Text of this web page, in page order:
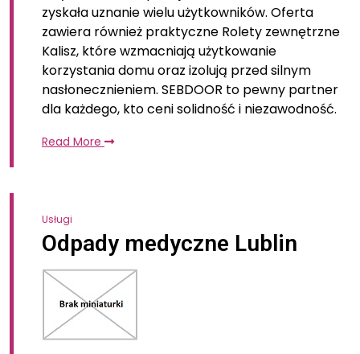
zyskała uznanie wielu użytkowników. Oferta
zawiera również praktyczne Rolety zewnętrzne
Kalisz, które wzmacniają użytkowanie
korzystania domu oraz izolują przed silnym
nasłonecznieniem. SEBDOOR to pewny partner
dla każdego, kto ceni solidność i niezawodność.
Read More
Usługi
Odpady medyczne Lublin